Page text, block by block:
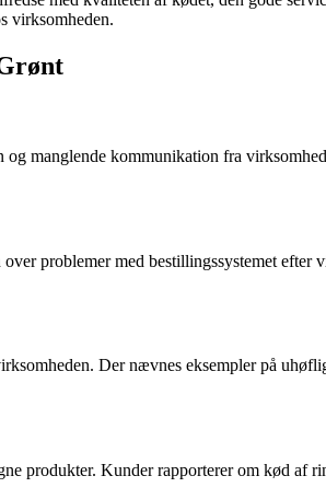
virksomheden.
manglende kommunikation fra
problemer med bestillingssystemet
Der nævnes eksempler på
produkter. Kunder rapporterer om kød